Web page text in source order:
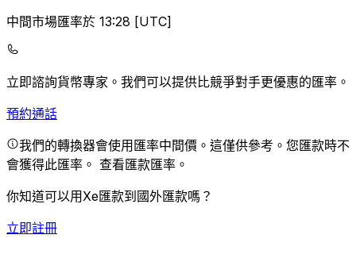
中間市場匯率於 13:28 [UTC]
立即諮詢貨幣專家。 我們可以提供比競爭對手更優惠的匯率。
預約通話
我們的轉換器會使用匯率中間價。這僅供參考。您匯款時不
會獲得此匯率。 查看匯款匯率。
你知道可以用Xe匯款到國外匯款嗎？
立即註冊